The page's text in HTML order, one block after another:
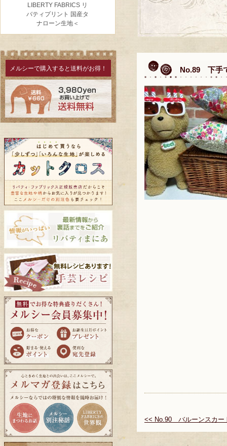
メルシーで購入すると送料がお得！ No.89 下手
<< No.90 バルーンスカー